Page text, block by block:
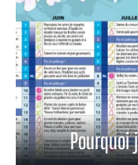
Pourquoi